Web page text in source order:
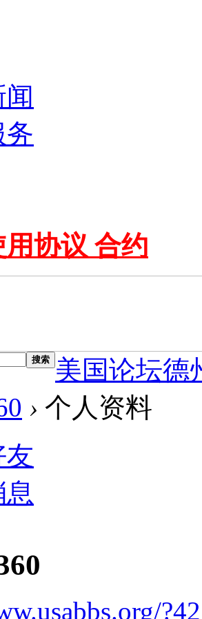
用协议 合约
搜索
美国论坛德
› 个人资料
友